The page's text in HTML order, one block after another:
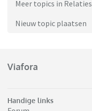
Meer topics in Relaties
Nieuw topic plaatsen
Viafora
Handige links